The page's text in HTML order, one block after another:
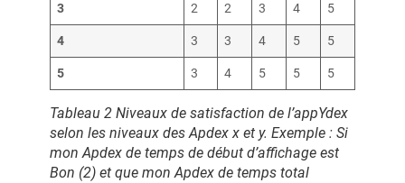
3 2 2 3 4 5
4 3 3 4 5 5
5 3 4 5 5 5
Tableau 2 Niveaux de satisfaction de l’appYdex
selon les niveaux des Apdex x et y. Exemple : Si
mon Apdex de temps de début d’affichage est
Bon (2) et que mon Apdex de temps total